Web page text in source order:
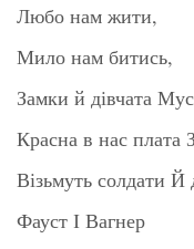
Любо нам жити,
Мило нам битись,
Замки й дівчата
Красна в нас плата
Візьмуть солдати Й
Фауст І Вагнер